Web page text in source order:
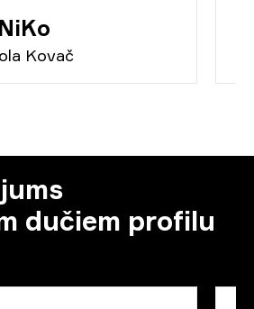
NiKo
Kovač
dučiem profilu